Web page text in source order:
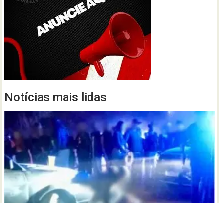
Notícias mais lidas